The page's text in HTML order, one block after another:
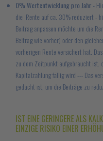
0% Wertentwicklung pro Jahr-
die Rente auf ca. 30% reduziert -
Beitrag anpassen möchte um die
Beitrag wie vorher) oder den
vorherigen Rente versichert hat.
zu dem Zeitpunkt aufgebraucht ist,
Kapitalzahlung fällig wird --- Das
gedacht ist, um die Beiträge zu
IST EINE GERINGERE ALS
EINZIGE RISIKO EINER